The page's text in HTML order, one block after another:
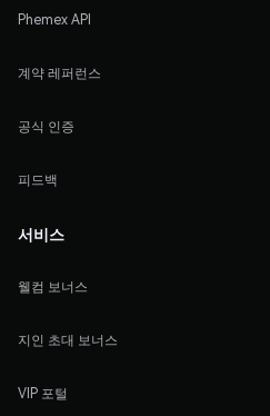
Phemex API
계약 레퍼런스
공식 인증
피드백
서비스
웰컴 보너스
지인 초대 보너스
VIP 포털